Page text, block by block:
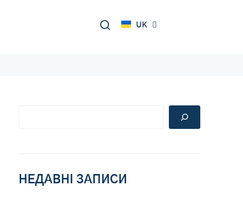
UK
RU
НЕДАВНІ ЗАПИСИ